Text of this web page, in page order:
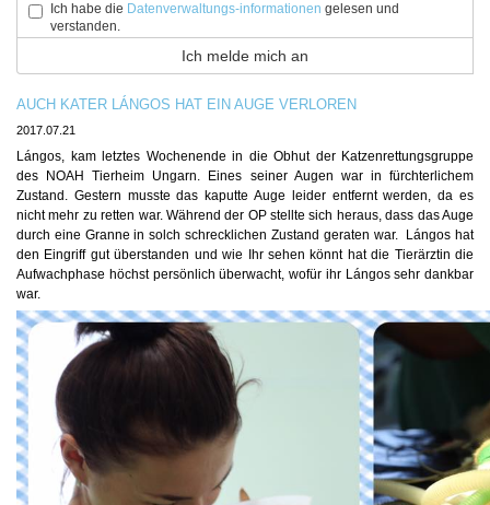
Ich habe die Datenverwaltungs-informationen gelesen und
verstanden.
AUCH KATER LÁNGOS HAT EIN AUGE VERLOREN
2017.07.21
Lángos, kam letztes Wochenende in die Obhut der Katzenrettungsgruppe
des NOAH Tierheim Ungarn. Eines seiner Augen war in fürchterlichem
Zustand. Gestern musste das kaputte Auge leider entfernt werden, da es
nicht mehr zu retten war. Während der OP stellte sich heraus, dass das Auge
durch eine Granne in solch schrecklichen Zustand geraten war.
Lángos hat
den Eingriff gut überstanden und wie Ihr sehen könnt hat die Tierärztin die
Aufwachphase höchst persönlich überwacht, wofür ihr Lángos sehr dankbar
war.